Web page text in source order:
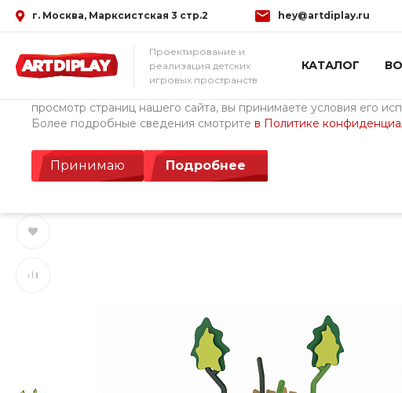
Использование файлов Cookie
Мы используем файлы cookie, разработанные нашими
просмотр страниц нашего сайта, вы принимаете условия его
Более подробные сведения смотрите в Политике
Принимаю Подробнее
г. Москва, Марксистская 3 стр.2 hey@artdiplay.ru
Проектирование и
реализация детских
игровых пространств
КАТАЛОГ
Главная / Каталог товаров / Детские площадки Cemer (Турция) /
Игровой комплекс